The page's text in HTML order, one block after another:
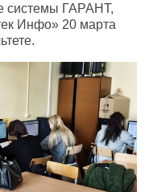
системы ГАРАНТ,
Инфо» 20 марта